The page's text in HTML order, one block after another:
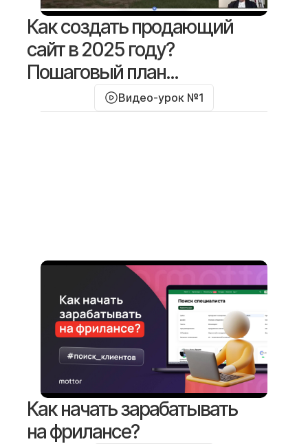
Как создать продающий
сайт в 2025 году?
Пошаговый план...
Видео-урок №1
Как начать зарабатывать
на фрилансе?